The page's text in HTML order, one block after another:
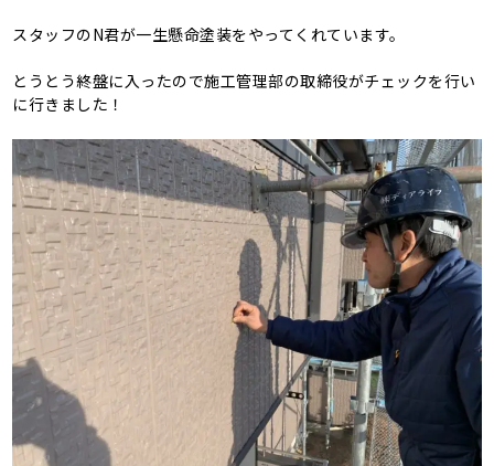
スタッフのN君が一生懸命塗装をやってくれています。
とうとう終盤に入ったので施工管理部の取締役がチェックを行い
に行きました！